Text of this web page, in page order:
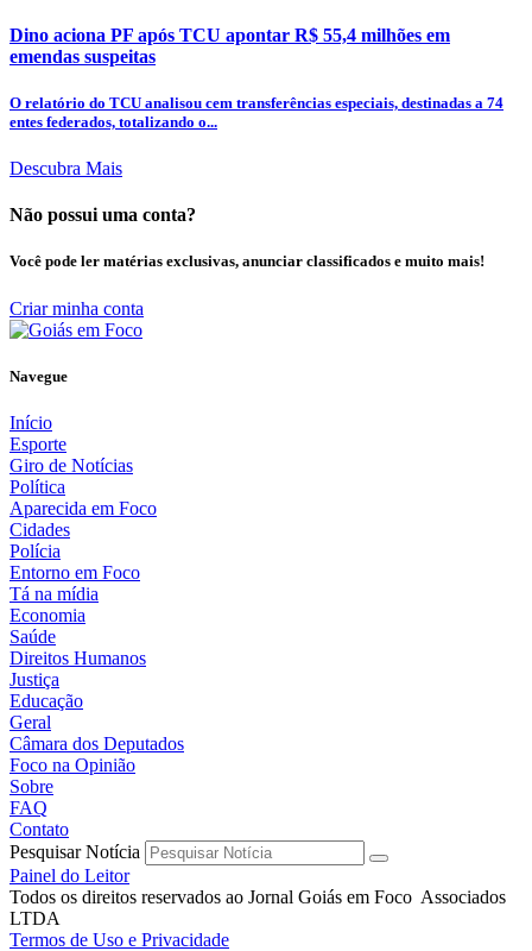
Dino aciona PF após TCU apontar R$ 55,4 milhões em
emendas suspeitas
O relatório do TCU analisou cem transferências especiais, destinadas a 74
entes federados, totalizando o...
Descubra Mais
Não possui uma conta?
Você pode ler matérias exclusivas, anunciar classificados e muito mais!
Criar minha conta
Navegue
Início
Esporte
Giro de Notícias
Política
Aparecida em Foco
Cidades
Polícia
Entorno em Foco
Tá na mídia
Economia
Saúde
Direitos Humanos
Justiça
Educação
Geral
Câmara dos Deputados
Foco na Opinião
Sobre
FAQ
Contato
Pesquisar Notícia
Painel do Leitor
Todos os direitos reservados ao Jornal Goiás em Foco Associados
LTDA
Termos de Uso e Privacidade